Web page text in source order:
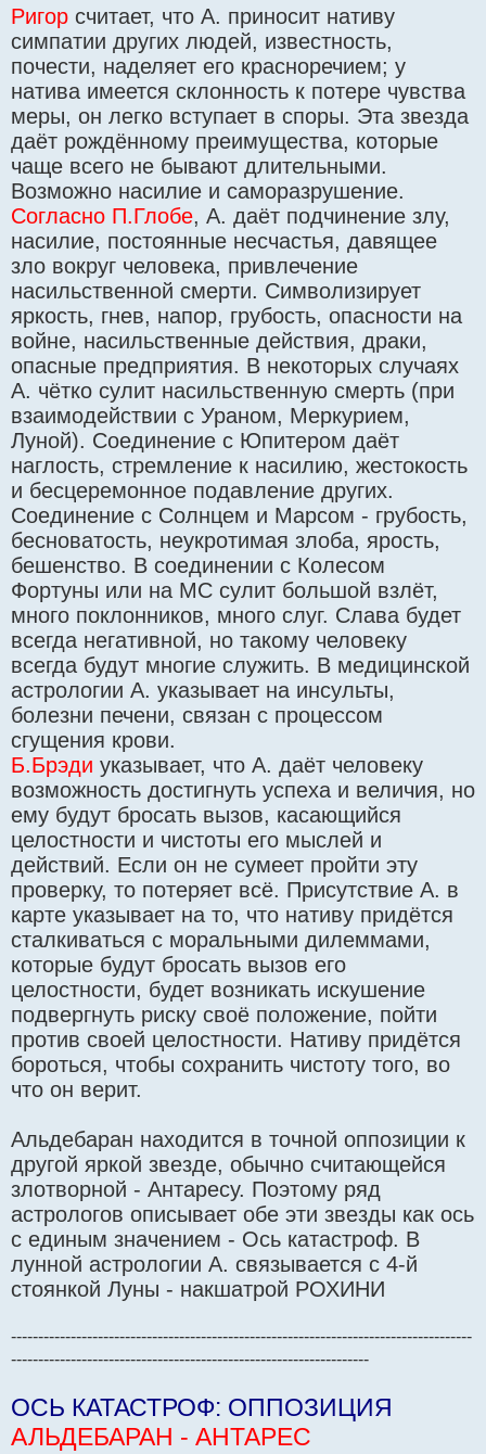
Ригор считает, что А. приносит нативу
симпатии других людей, известность,
почести, наделяет его красноречием; у
натива имеется склонность к потере чувства
меры, он легко вступает в споры. Эта звезда
даёт рождённому преимущества, которые
чаще всего не бывают длительными.
Возможно насилие и саморазрушение.
Согласно П.Глобе, А. даёт подчинение злу,
насилие, постоянные несчастья, давящее
зло вокруг человека, привлечение
насильственной смерти. Символизирует
яркость, гнев, напор, грубость, опасности на
войне, насильственные действия, драки,
опасные предприятия. В некоторых случаях
А. чётко сулит насильственную смерть (при
взаимодействии с Ураном, Меркурием,
Луной). Соединение с Юпитером даёт
наглость, стремление к насилию, жестокость
и бесцеремонное подавление других.
Соединение с Солнцем и Марсом - грубость,
бесноватость, неукротимая злоба, ярость,
бешенство. В соединении с Колесом
Фортуны или на MC сулит большой взлёт,
много поклонников, много слуг. Слава будет
всегда негативной, но такому человеку
всегда будут многие служить. В медицинской
астрологии А. указывает на инсульты,
болезни печени, связан с процессом
сгущения крови.
Б.Брэди указывает, что А. даёт человеку
возможность достигнуть успеха и величия, но
ему будут бросать вызов, касающийся
целостности и чистоты его мыслей и
действий. Если он не сумеет пройти эту
проверку, то потеряет всё. Присутствие А. в
карте указывает на то, что нативу придётся
сталкиваться с моральными дилеммами,
которые будут бросать вызов его
целостности, будет возникать искушение
подвергнуть риску своё положение, пойти
против своей целостности. Нативу придётся
бороться, чтобы сохранить чистоту того, во
что он верит.
Альдебаран находится в точной оппозиции к
другой яркой звезде, обычно считающейся
злотворной - Антаресу. Поэтому ряд
астрологов описывает обе эти звезды как ось
с единым значением - Ось катастроф. В
лунной астрологии А. связывается с 4-й
стоянкой Луны - накшатрой РОХИНИ
-------------------------------------------------------------------------------------
------------------------------------------------------------------
ОСЬ КАТАСТРОФ: ОППОЗИЦИЯ
АЛЬДЕБАРАН - АНТАРЕС